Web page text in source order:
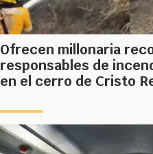
Ofrecen millonaria
responsables de
en el cerro de Cristo